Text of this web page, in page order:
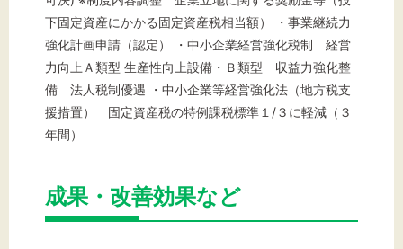
下固定資産にかかる固定資産税相当額） ・事業継続力
強化計画申請（認定） ・中小企業経営強化税制 経営
力向上Ａ類型 生産性向上設備・Ｂ類型 収益力強化整
備 法人税制優遇 ・中小企業等経営強化法（地方税支
援措置） 固定資産税の特例課税標準１/３に軽減（３
年間）
成果・改善効果など